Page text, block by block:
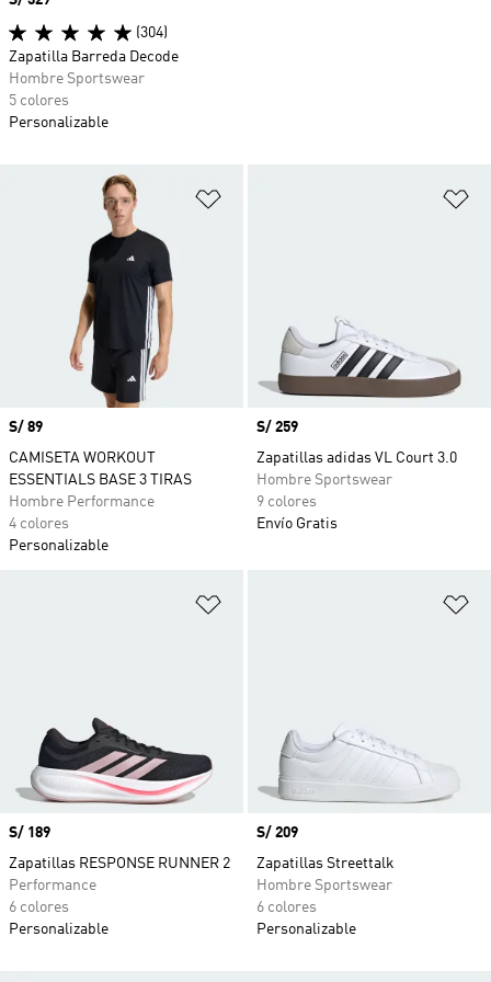
Precio
S/ 89
CAMISETA WORKOUT
ESSENTIALS BASE 3 TIRAS
Hombre Performance
4 colores
Personalizable
Precio
S/ 259
Zapatillas adidas VL Court 3.0
Hombre Sportswear
9 colores
Envío Gratis
Precio
S/ 189
Zapatillas RESPONSE RUNNER 2
Performance
6 colores
Personalizable
Precio
S/ 209
Zapatillas Streettalk
Hombre Sportswear
6 colores
Personalizable
(304)
Zapatilla Barreda Decode
Hombre Sportswear
5 colores
Personalizable